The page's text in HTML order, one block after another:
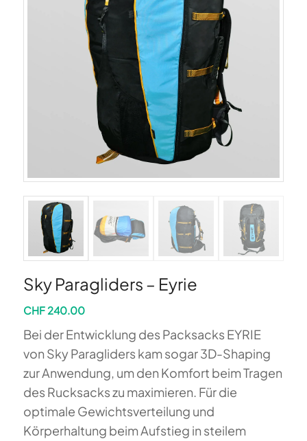
Sky Paragliders – Eyrie
CHF240.00
Bei der Entwicklung des Packsacks EYRIE
von Sky Paragliders kam sogar 3D-Shaping
zur Anwendung, um den Komfort beim Tragen
des Rucksacks zu maximieren. Für die
optimale Gewichtsverteilung und
Körperhaltung beim Aufstieg in steilem